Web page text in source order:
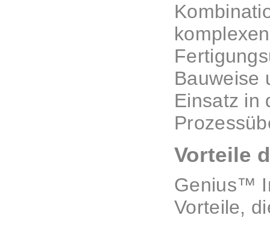
Bauweise
Einsatz in
Vorteile
Genius™
Vorteile,